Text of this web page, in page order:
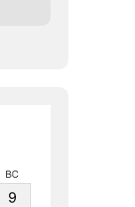
ВС
9